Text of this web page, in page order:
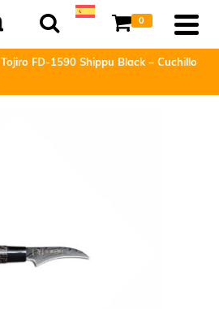
0
Tojiro FD-1590 Shippu Black – Cuchillo